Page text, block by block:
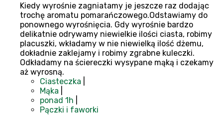
Kiedy wyrośnie zagniatamy je jeszcze raz dodając
trochę aromatu pomarańczowego.Odstawiamy do
ponownego wyrośnięcia. Gdy wyrośnie bardzo
delikatnie odrywamy niewielkie ilości ciasta, robimy
placuszki, wkładamy w nie niewielką ilość dżemu,
dokładnie zaklejamy i robimy zgrabne kuleczki.
Odkładamy na ściereczki wysypane mąką i czekamy
aż wyrosną.
Ciasteczka
Mąka
ponad 1h
Pączki i faworki